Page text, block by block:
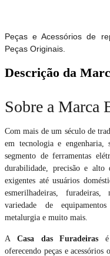
Peças e Acessórios de
Peças Originais.
Descrição da
Sobre a Marca
Com mais de um século de
em tecnologia e engenharia,
segmento de ferramentas
durabilidade, precisão e alto
exigentes até usuários
esmerilhadeiras,
variedade de
metalurgia e muito mais.
A Casa das Furadeiras
oferecendo peças e